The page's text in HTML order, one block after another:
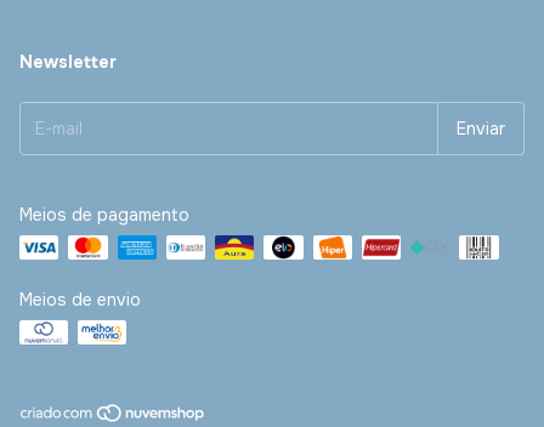
Newsletter
Meios de pagamento
Meios de envio